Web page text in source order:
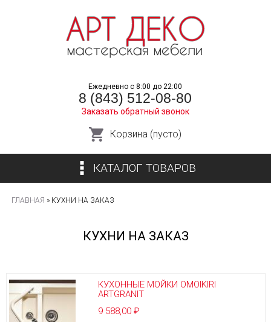
к
основному
Ежедневно с 8:00 до 22:00
8 (843) 512-08-80
Заказать обратный звонок
Корзина (пусто)
КАТАЛОГ ТОВАРОВ
ГЛАВНАЯ » КУХНИ НА ЗАКАЗ
КУХНИ НА ЗАКАЗ
КУХОННЫЕ МОЙКИ OMOIKIRI
ARTGRANIT
9 588,00 ₽